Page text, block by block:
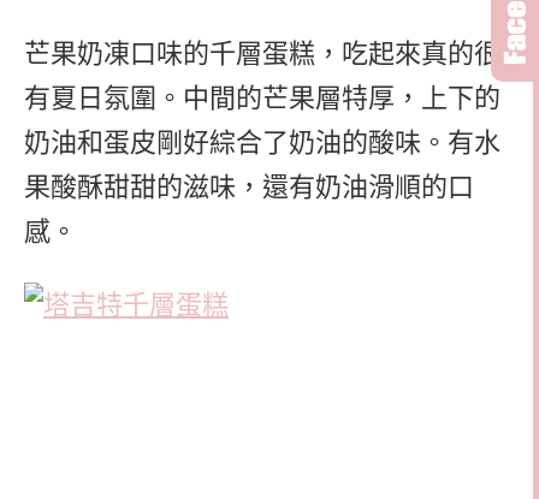
芒果奶凍口味的千層蛋糕，吃起來真的很
有夏日氛圍。中間的芒果層特厚，上下的
奶油和蛋皮剛好綜合了奶油的酸味。有水
果酸酥甜甜的滋味，還有奶油滑順的口
感。